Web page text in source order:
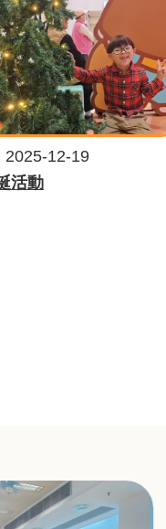
2025-12-19
活動